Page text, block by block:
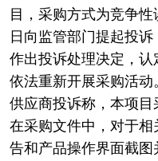
目，采购方式为竞争性
日向监管部门提起投诉
作出投诉处理决定，认
依法重新开展采购活动
供应商投诉称，本项目
在采购文件中，对于
告和产品操作界面截